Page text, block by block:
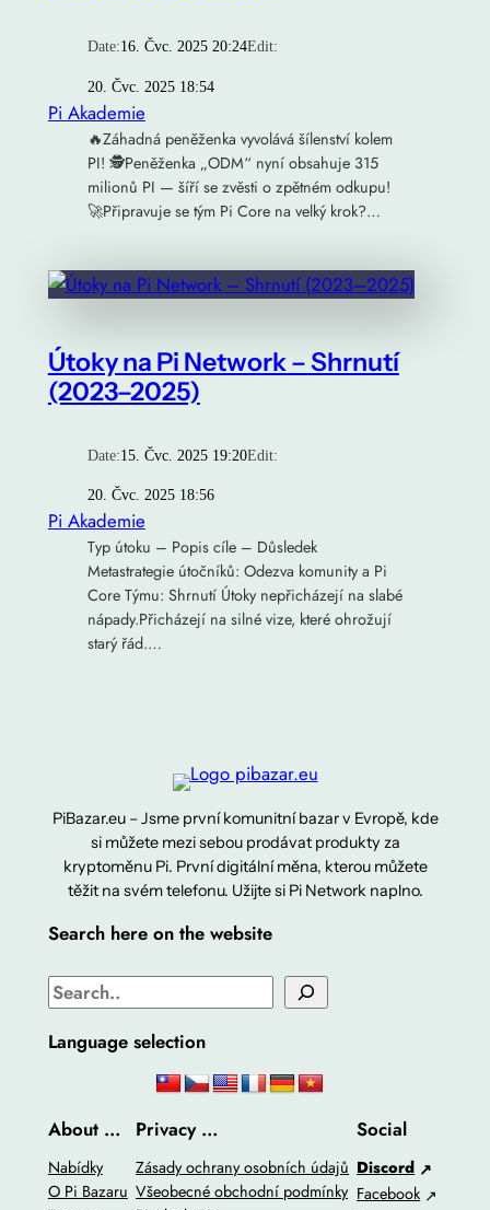
Date:16. Čvc. 2025 20:24Edit:
20. Čvc. 2025 18:54
Pi Akademie
🔥Záhadná peněženka vyvolává šílenství kolem
PI! 🕵Peněženka „ODM“ nyní obsahuje 315
milionů PI — šíří se zvěsti o zpětném odkupu!
🚀Připravuje se tým Pi Core na velký krok?…
Útoky na Pi Network – Shrnutí
(2023–2025)
Date:15. Čvc. 2025 19:20Edit:
20. Čvc. 2025 18:56
Pi Akademie
Typ útoku – Popis cíle – Důsledek
Metastrategie útočníků: Odezva komunity a Pi
Core Týmu: Shrnutí Útoky nepřicházejí na slabé
nápady.Přicházejí na silné vize, které ohrožují
starý řád.…
PiBazar.eu – Jsme první komunitní bazar v Evropě, kde
si můžete mezi sebou prodávat produkty za
kryptoměnu Pi. První digitální měna, kterou můžete
těžit na svém telefonu. Užijte si Pi Network naplno.
Search here on the website
Language selection
About …
Nabídky
O Pi Bazaru
Privacy …
Zásady ochrany osobních údajů
Všeobecné obchodní podmínky
Social
Discord
Facebook